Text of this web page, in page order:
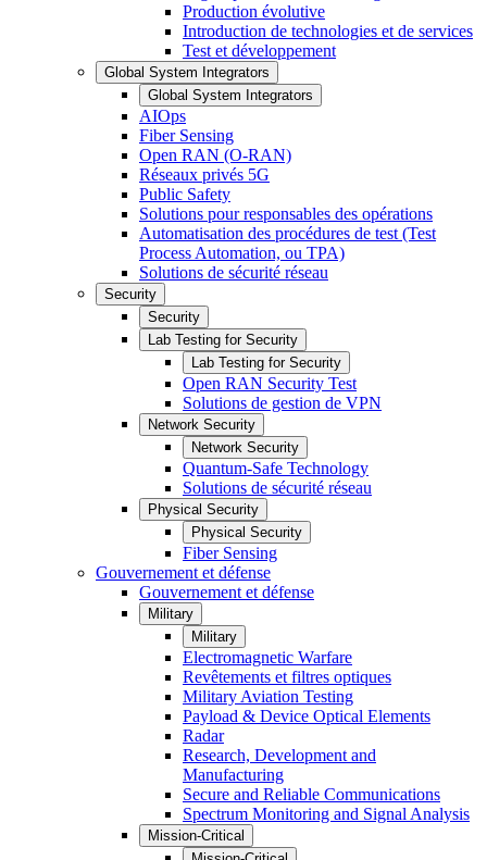
Production évolutive
Introduction de technologies et de services
Test et développement
Global System Integrators
Global System Integrators
AIOps
Fiber Sensing
Open RAN (O-RAN)
Réseaux privés 5G
Public Safety
Solutions pour responsables des opérations
Automatisation des procédures de test (Test
Process Automation, ou TPA)
Solutions de sécurité réseau
Security
Security
Lab Testing for Security
Lab Testing for Security
Open RAN Security Test
Solutions de gestion de VPN
Network Security
Network Security
Quantum-Safe Technology
Solutions de sécurité réseau
Physical Security
Physical Security
Fiber Sensing
Gouvernement et défense
Gouvernement et défense
Military
Military
Electromagnetic Warfare
Revêtements et filtres optiques
Military Aviation Testing
Payload & Device Optical Elements
Radar
Research, Development and
Manufacturing
Secure and Reliable Communications
Spectrum Monitoring and Signal Analysis
Mission-Critical